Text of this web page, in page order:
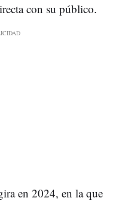
con su público.
en 2024, en la que